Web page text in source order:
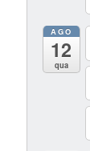
AGO
12
qua